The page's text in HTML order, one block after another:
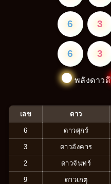
6 3
6 3
พลังดาวดี
เลข ดาว
6 ดาวศุกร์
3 ดาวอังคาร
2 ดาวจันทร์
9 ดาวเกตุ